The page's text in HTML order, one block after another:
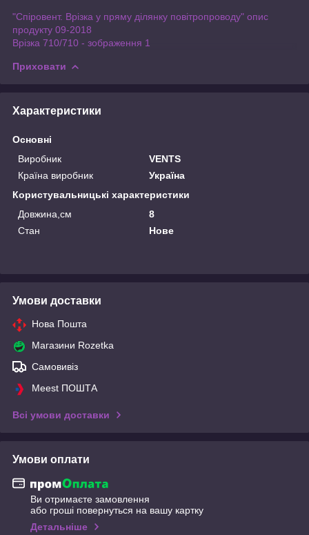
"Спіровент. Врізка у пряму ділянку повітропроводу" опис
продукту 09-2018
Врізка 710/710 - зображення 1
Приховати
Характеристики
Основні
Виробник
VENTS
Країна виробник
Україна
Користувальницькі характеристики
Довжина,см
8
Стан
Нове
Умови доставки
Нова Пошта
Магазини Rozetka
Самовивіз
Meest ПОШТА
Всі умови доставки
Умови оплати
Ви отримаєте замовлення
або гроші повернуться на вашу картку
Детальніше